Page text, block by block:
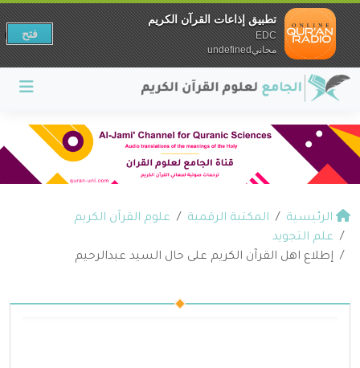
الرئيسية المكتبة الرقمية
علوم القرآن الكريم
علم التجويد
إطلاع اهل القرآن الكريم على حال السيد عبدالرحيم
تطبيق إذاعات القرآن الكريم
EDC
مجانيundefined
فتح